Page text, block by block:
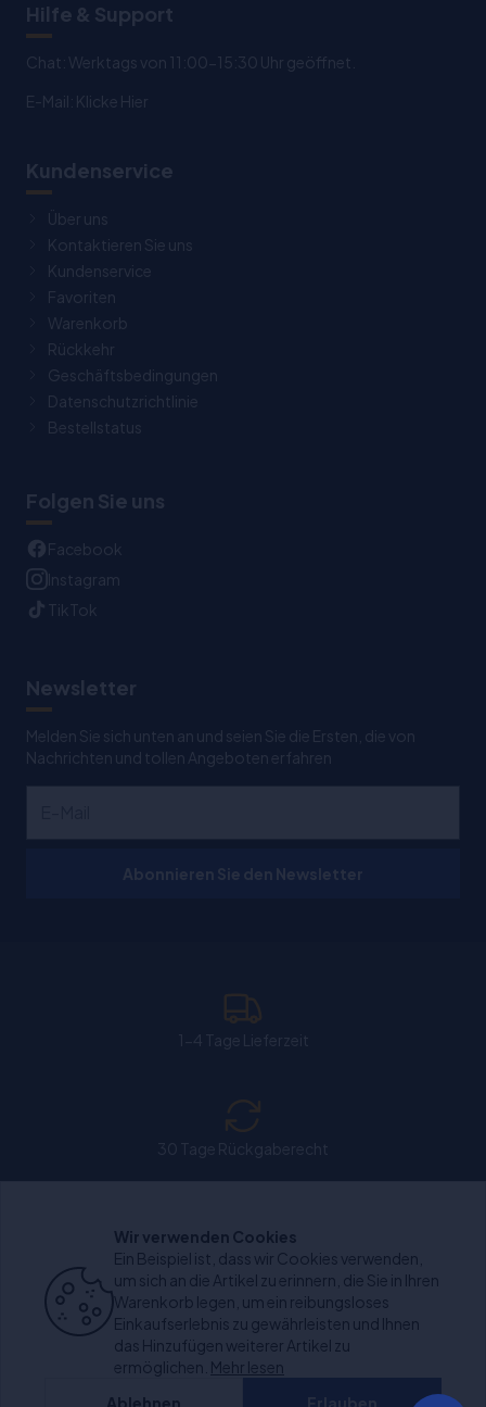
Hilfe & Support
Chat: Werktags von 11:00-15:30 Uhr geöffnet.
E-Mail: Klicke Hier
Kundenservice
Über uns
Kontaktieren Sie uns
Kundenservice
Favoriten
Warenkorb
Rückkehr
Geschäftsbedingungen
Datenschutzrichtlinie
Bestellstatus
Folgen Sie uns
Facebook
Instagram
TikTok
Newsletter
Melden Sie sich unten an und seien Sie die Ersten, die von
Nachrichten und tollen Angeboten erfahren
Chat: Werktags von 11:00-15:30 Uhr geöffnet.
+1000 bewertungen
Wir verwenden Cookies
Ein Beispiel ist, dass wir Cookies verwenden,
um sich an die Artikel zu erinnern, die Sie in Ihren
Warenkorb legen, um ein reibungsloses
Einkaufserlebnis zu gewährleisten und Ihnen
das Hinzufügen weiterer Artikel zu
ermöglichen. Mehr lesen
Ablehnen